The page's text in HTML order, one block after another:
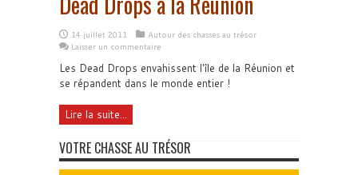
14 juillet 2011
Autour des chasses au trésor
Laisser un commentaire
Les Dead Drops envahissent l'île de la Réunion et
se répandent dans le monde entier !
Lire la suite...
VOTRE CHASSE AU TRÉSOR